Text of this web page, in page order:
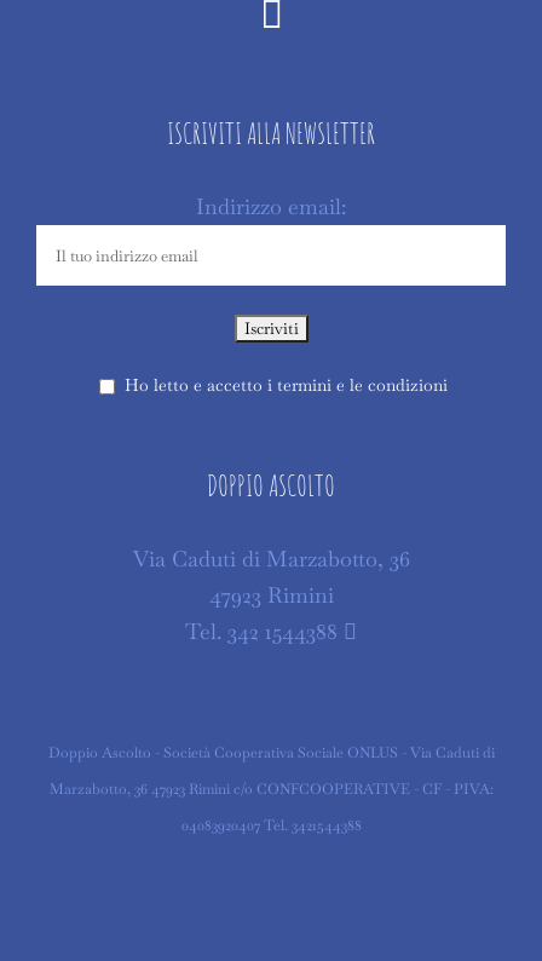
ISCRIVITI ALLA NEWSLETTER
Indirizzo email:
Ho letto e accetto i termini e le condizioni
DOPPIO ASCOLTO
Via Caduti di Marzabotto, 36
47923 Rimini
Tel. 342 1544388
Doppio Ascolto - Società Cooperativa Sociale ONLUS - Via Caduti di
Marzabotto, 36 47923 Rimini c/o CONFCOOPERATIVE - CF - PIVA:
04083920407 Tel. 3421544388